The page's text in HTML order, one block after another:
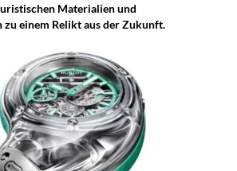
Materialien und
einem Relikt aus der Zukunft.